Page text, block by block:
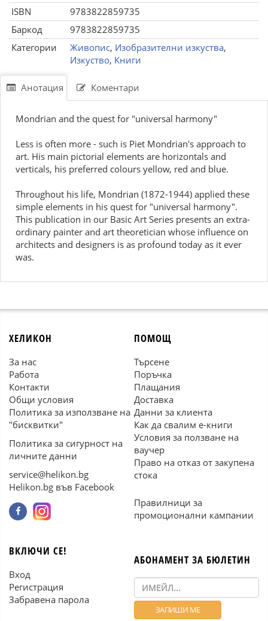
ISBN
9783822859735
Баркод
9783822859735
Категории
Живопис, Изобразителни изкуства,
Изкуство, Книги
Анотация Коментари
Mondrian and the quest for "universal harmony"
Less is often more - such is Piet Mondrian's approach to
art. His main pictorial elements are horizontals and
verticals, his preferred colours yellow, red and blue.
Throughout his life, Mondrian (1872-1944) applied these
simple elements in his quest for "universal harmony".
This publication in our Basic Art Series presents an extra-
ordinary painter and art theoretician whose influence on
architects and designers is as profound today as it ever
was.
ХЕЛИКОН
За нас
Работа
Контакти
Общи условия
Политика за използване на
"бисквитки"
Политика за сигурност на
личните данни
service@helikon.bg
Helikon.bg във Facebook
ПОМОЩ
Търсене
Поръчка
Плащания
Доставка
Данни за клиента
Как да свалим е-книги
Условия за ползване на
ваучер
Право на отказ от закупена
стока
Правилници за
промоционални кампании
ВКЛЮЧИ СЕ!
Вход
Регистрация
Забравена парола
АБОНАМЕНТ ЗА БЮЛЕТИН